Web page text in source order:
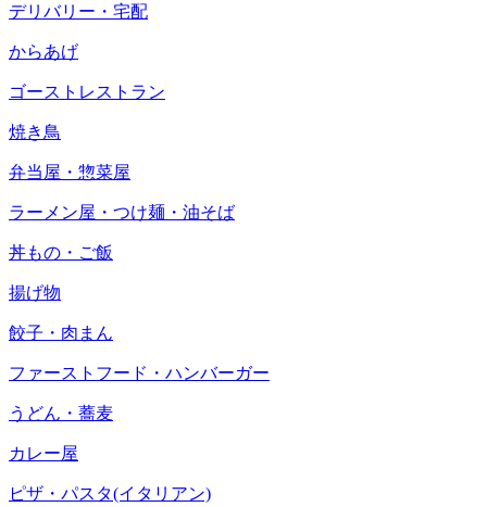
デリバリー・宅配
からあげ
ゴーストレストラン
焼き鳥
弁当屋・惣菜屋
ラーメン屋・つけ麺・油そば
丼もの・ご飯
揚げ物
餃子・肉まん
ファーストフード・ハンバーガー
うどん・蕎麦
カレー屋
ピザ・パスタ(イタリアン)